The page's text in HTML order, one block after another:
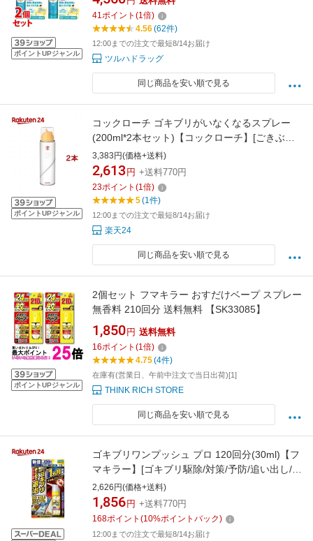
ポイントUPジャンル
【smtb-s】
41ポイント (1倍)
4.56(62件)
12:00までの注文で最短8/14お届け
ツルハドラッグ
同じ商品を安い順で見る
ポイントUPジャンル
コックローチ ゴキブリがいなくなるスプレー
(200ml*2本セット)【コックローチ】[ごきぶり
トコジラミ スプレー 駆除 殺虫剤 予防 対策]
3,383円(価格+送料)
2,613 円 +送料770円
23ポイント (1倍)
5(1件)
12:00までの注文で最短8/14お届け
楽天24
同じ商品を安い順で見る
ポイントUPジャンル
2個セット フマキラー おすだけベープ スプレー
無香料 210回分 送料無料 【SK33085】
1,850 円 送料無料
16ポイント (1倍)
4.75(4件)
在庫有(営業日、午前中注文で当日出荷)[1]
THINK RICH STORE
同じ商品を安い順で見る
ゴキブリワンプッシュ プロ 120回分(30ml)【フ
マキラー】[ゴキブリ駆除/対策/予防/追い出し/ワ
ンプッシュ]
2,626円(価格+送料)
1,856 円 +送料770円
168ポイント (10%ポイントバック)
12:00までの注文で最短8/14お届け